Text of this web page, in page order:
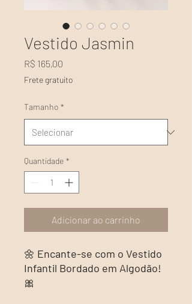
Vestido Jasmin
R$ 165,00
Frete gratuito
Tamanho *
Quantidade *
Adicionar ao carrinho
🌼 Encante-se com o Vestido
Infantil Bordado em Algodão!
🎀